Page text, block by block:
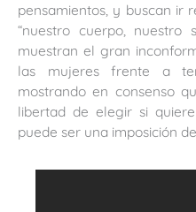
pensamientos, y buscan ir
“nuestro cuerpo, nuestro
muestran el gran
las mujeres frente a
mostrando en consenso
libertad de elegir si
puede ser una imposición